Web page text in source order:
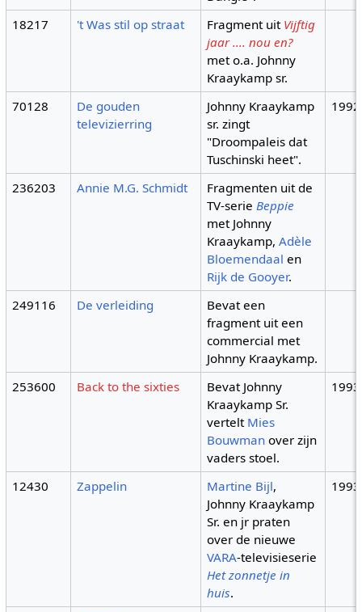
18217
't Was stil op straat Fragment uit Vijftig
jaar .... nou en?
met o.a. Johnny
Kraaykamp sr.
70128
De gouden
televizierring
Johnny Kraaykamp
sr. zingt
"Droompaleis dat
Tuschinski heet".
1992
236203 Annie M.G. Schmidt
Fragmenten uit de
TV-serieBeppie
met Johnny
Kraaykamp,Adèle
Bloemendaal en
Rijk de Gooyer.
249116
De verleiding
Bevat een
fragment uit een
commercial met
Johnny Kraaykamp.
253600
Back to the sixties
Bevat Johnny
Kraaykamp Sr.
vertelt Mies
Bouwman over zijn
vaders stoel.
1993
12430 Zappelin Martine Bijl,
Johnny Kraaykamp
Sr. en jr praten
over de nieuwe
VARA-televisieserie
Het zonnetje in
huis.
1993